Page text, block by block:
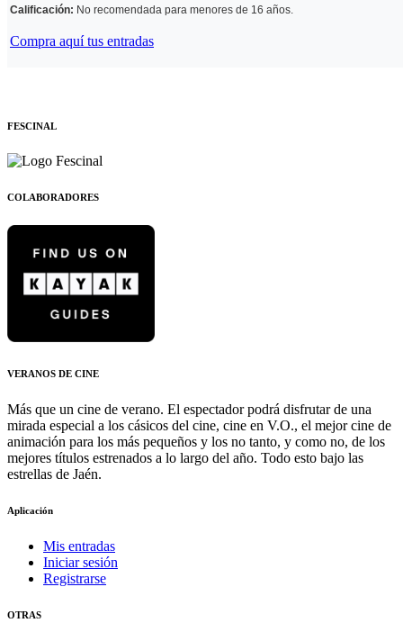
Calificación: No recomendada para menores de 16 años.
Compra aquí tus entradas
FESCINAL
COLABORADORES
VERANOS DE CINE
Más que un cine de verano. El espectador podrá disfrutar de una
mirada especial a los cásicos del cine, cine en V.O., el mejor cine de
animación para los más pequeños y los no tanto, y como no, de los
mejores títulos estrenados a lo largo del año. Todo esto bajo las
estrellas de Jaén.
Aplicación
Mis entradas
Iniciar sesión
Registrarse
OTRAS